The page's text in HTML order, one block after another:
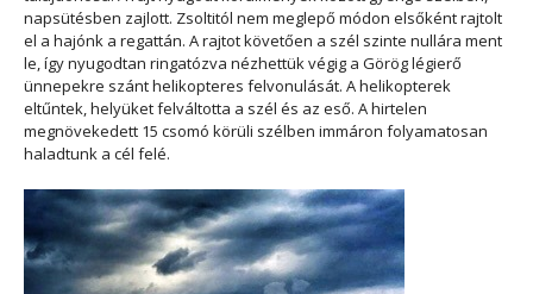
napsütésben zajlott. Zsoltitól nem meglepő módon elsőként rajtolt
el a hajónk a regattán. A rajtot követően a szél szinte nullára ment
le, így nyugodtan ringatózva nézhettük végig a Görög légierő
ünnepekre szánt helikopteres felvonulását. A helikopterek
eltűntek, helyüket felváltotta a szél és az eső. A hirtelen
megnövekedett 15 csomó körüli szélben immáron folyamatosan
haladtunk a cél felé.